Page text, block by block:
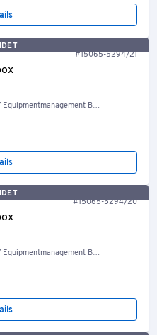
#15065-5294/21
Bestand Container, Welt
#15065-5294/20
Bestand Container, Welt